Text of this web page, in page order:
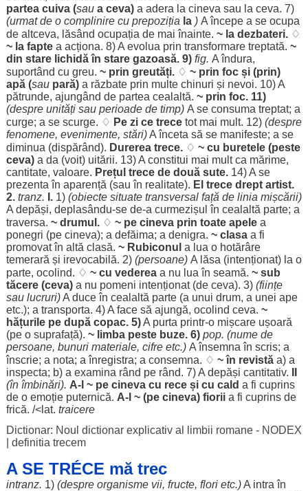
parteacuiva (sau a ceva)a adera la cineva sau la ceva. 7)
(urmatde o complinirecu prepoziția la ) Aîncepea se ocupa
de altceva, lăsând ocupația de maiînainte. ~ la dezbateri.♢
~ la fapte a acționa. 8) A evolua prin transformare treptată. ~
din stare lichidăîn stare gazoasă. 9) fig. Aîndura,
suportând cu greu. ~ prin greutăți.♢ ~ prin focși (prin)
apă(sau pară) a răzbateprin multe chinuri și nevoi. 10) A
pătrunde, ajungând de partea cealaltă. ~ prin foc. 11)
(despre unitățisau perioadede timp) A se consuma treptat; a
curge; a se scurge. ♢ Pe zice trece tot mai mult. 12) (despre
fenomene, evenimente, stări)Aînceta să se manifeste; a se
diminua (dispărând). Durerea trece.♢ ~ cu buretele(peste
ceva) a da (voit) uitării. 13) A constitui mai multca mărime,
cantitate, valoare. Prețul trecede două sute.14) A se
prezenta în aparență (sau în realitate). El trece drept artist.
2. tranz. I. 1) (obiecte situate transversal față de linia mișcării)
A depăși, deplasându-se de-a curmezișul în cealaltă parte; a
traversa. ~ drumul .♢ ~ pe cineva prin toate apelea
ponegri (pe cineva); a defăima; a denigra. ~ clasaa fi
promovatîn altă clasă. ~ Rubiconul a lua o hotărâre
temerară și irevocabilă. 2) (persoane) A lăsa (intenționat) la o
parte, ocolind. ♢ ~ cu vederea a nu lua în seamă. ~ sub
tăcere(ceva) a nu pomeni intenționat(de ceva). 3) (ființe
sau lucruri)A duceîn cealaltă parte(a unui drum, a unei ape
etc.); a transporta. 4) A facesă ajungă, ocolind ceva. ~
hățurilepe după copac. 5)A purta printr-o mișcare ușoară
(pe o suprafață). ~ limba peste buze. 6)pop. (numede
persoane, bunuri materiale, cifreetc.) Aînsemna în scris; a
înscrie; a nota; aînregistra; a consemna. ♢ ~ în revistă a) a
inspecta; b) a examina rând pe rând. 7) A depăși cantitativ.
(în îmbinări). A-l ~ pe cineva cu receși cu cald a fi cuprins
de o emoție puternică. A-l ~ (pe cineva) fiorii a fi cuprinsde
frică. /<lat. traicere
Dictionar: Noul dictionar explicativ al limbii romane - NODEX
definitia trecem
A SE TRÉCE mă trec
intranz. 1) (despre organisme vii, fructe, florietc.)A intra în